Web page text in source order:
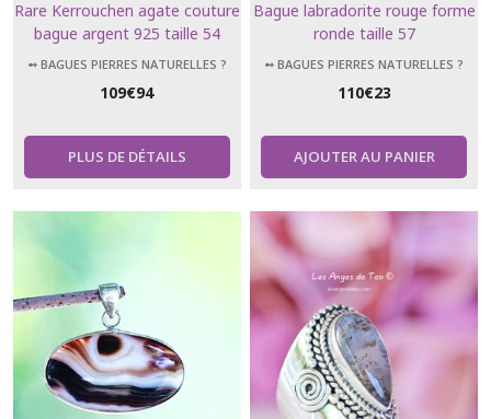
Rare Kerrouchen agate couture
bague argent 925 taille 54
➻ BAGUES PIERRES NATURELLES ?
109€94
PLUS DE DÉTAILS
Bague labradorite rouge forme
ronde taille 57
➻ BAGUES PIERRES NATURELLES ?
110€23
AJOUTER AU PANIER